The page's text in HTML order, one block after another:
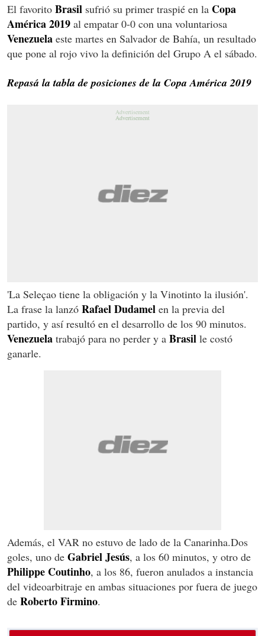
El favorito Brasil sufrió su primer traspié en la Copa
América 2019 al empatar 0-0 con una voluntariosa
Venezuela este martes en Salvador de Bahía, un resultado
que pone al rojo vivo la definición del Grupo A el sábado.
Repasá la tabla de posiciones de la Copa América 2019
'La Seleçao tiene la obligación y la Vinotinto la ilusión'.
La frase la lanzó Rafael Dudamel en la previa del
partido, y así resultó en el desarrollo de los 90 minutos.
Venezuela trabajó para no perder y a Brasil le costó
ganarle.
Además, el VAR no estuvo de lado de la Canarinha.Dos
goles, uno de Gabriel Jesús, a los 60 minutos, y otro de
Philippe Coutinho, a los 86, fueron anulados a instancia
del videoarbitraje en ambas situaciones por fuera de juego
de Roberto Firmino.